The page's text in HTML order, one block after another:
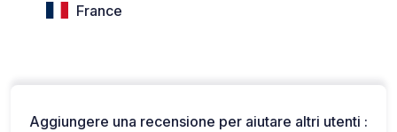
France
Aggiungere una recensione per aiutare altri utenti :